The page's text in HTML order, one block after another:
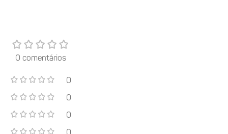
0 comentários
0
0
0